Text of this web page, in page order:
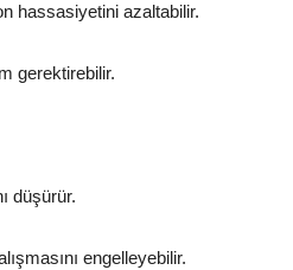
hassasiyetini azaltabilir.
gerektirebilir.
düşürür.
engelleyebilir.